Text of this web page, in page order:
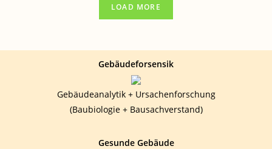
DÜSSELDORF
LOAD MORE
Gebäudeforsensik
Gebäudeanalytik + Ursachenforschung
(Baubiologie + Bausachverstand)
Gesunde Gebäude